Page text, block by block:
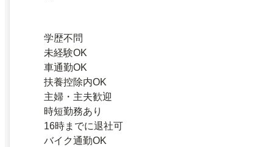
学歴不問
未経験OK
車通勤OK
扶養控除内OK
主婦・主夫歓迎
時短勤務あり
16時までに退社可
バイク通勤OK